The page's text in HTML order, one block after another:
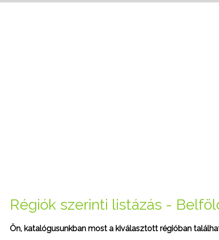
Régiók szerinti listázás -
Ön, katalógusunkban most a kiválasztott régióban